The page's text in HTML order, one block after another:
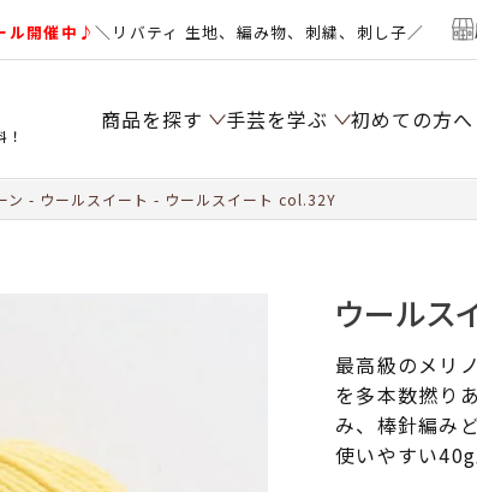
ル開催中♪＼リバティ 生地、編み物、刺繍、刺し子／
商品を探す 手芸を学ぶ 初めての方へ
ン ウールスイート ウールスイート col.32Y
ウールス
最高級のメリ
を多本数撚り
み、棒針編み
使いやすい